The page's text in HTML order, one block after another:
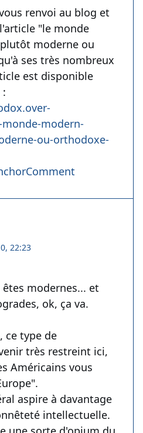
renvoi au blog et
"le monde
moderne ou
ses très nombreux
est disponible
modern-
ou-orthodoxe-
22:23
modernes... et
ok, ça va.
ce type de
très restreint ici,
Américains vous
aspire à davantage
intellectuelle.